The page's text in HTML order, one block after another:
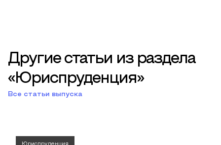
Другие статьи из раздела
«Юриспруденция»
Все статьи выпуска
Юриспруденция